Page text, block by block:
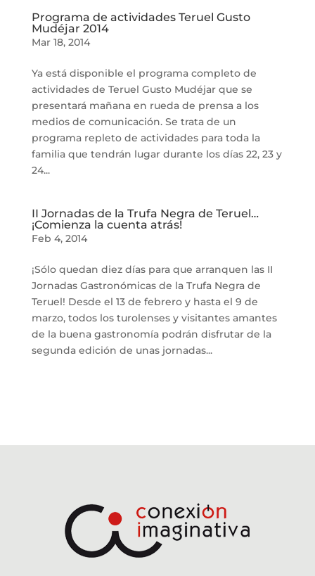
Programa de actividades Teruel Gusto
Mudéjar 2014
Mar 18, 2014
Ya está disponible el programa completo de
actividades de Teruel Gusto Mudéjar que se
presentará mañana en rueda de prensa a los
medios de comunicación. Se trata de un
programa repleto de actividades para toda la
familia que tendrán lugar durante los días 22, 23 y
24...
II Jornadas de la Trufa Negra de Teruel…
¡Comienza la cuenta atrás!
Feb 4, 2014
¡Sólo quedan diez días para que arranquen las II
Jornadas Gastronómicas de la Trufa Negra de
Teruel! Desde el 13 de febrero y hasta el 9 de
marzo, todos los turolenses y visitantes amantes
de la buena gastronomía podrán disfrutar de la
segunda edición de unas jornadas...